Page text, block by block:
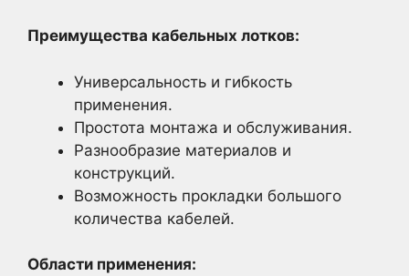
Преимущества кабельных лотков:
Универсальность и гибкость
применения.
Простота монтажа и обслуживания.
Разнообразие материалов и
конструкций.
Возможность прокладки большого
количества кабелей.
Области применения: